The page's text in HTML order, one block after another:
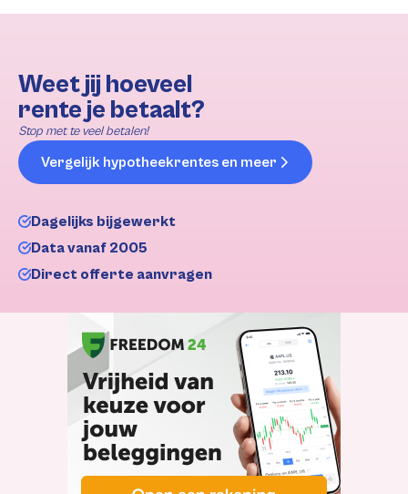
Weet jij hoeveel
rente je betaalt?
Stop met te veel betalen!
Vergelijk hypotheekrentes en meer
Dagelijks bijgewerkt
Data vanaf 2005
Direct offerte aanvragen